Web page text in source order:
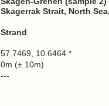
Skagerrak Strait, North
Strand
57.7469, 10.6464 *
0m (± 10m)
---